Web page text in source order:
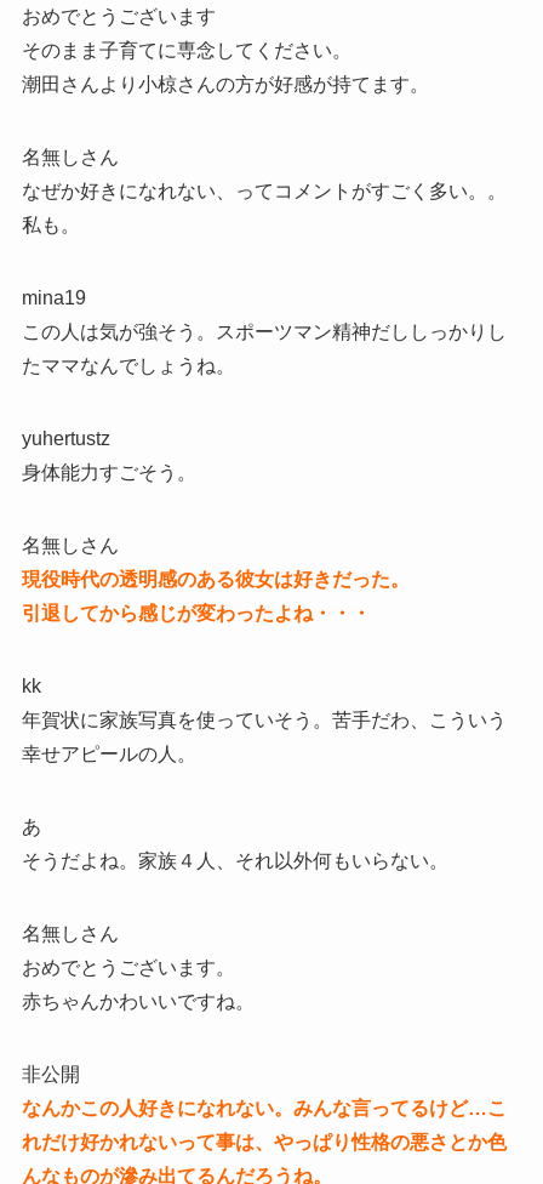
おめでとうございます
そのまま子育てに専念してください。
潮田さんより小椋さんの方が好感が持てます。
名無しさん
なぜか好きになれない、ってコメントがすごく多い。。
私も。
mina19
この人は気が強そう。スポーツマン精神だししっかりし
たママなんでしょうね。
yuhertustz
身体能力すごそう。
名無しさん
現役時代の透明感のある彼女は好きだった。
引退してから感じが変わったよね・・・
kk
年賀状に家族写真を使っていそう。苦手だわ、こういう
幸せアピールの人。
あ
そうだよね。家族４人、それ以外何もいらない。
名無しさん
おめでとうございます。
赤ちゃんかわいいですね。
非公開
なんかこの人好きになれない。みんな言ってるけど…こ
れだけ好かれないって事は、やっぱり性格の悪さとか色
んなものが滲み出てるんだろうね。